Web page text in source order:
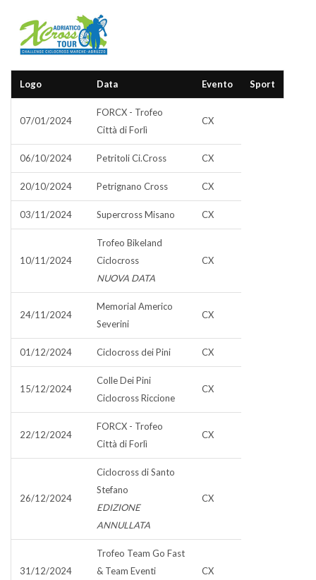
Logo Data Evento Sport
07/01/2024
FORCX - Trofeo
Città di Forlì
CX
06/10/2024 Petritoli Ci.Cross CX
20/10/2024 Petrignano Cross CX
03/11/2024 Supercross Misano CX
10/11/2024
Trofeo Bikeland
Ciclocross
NUOVA DATA
CX
24/11/2024
Memorial Americo
Severini
CX
01/12/2024 Ciclocross dei Pini CX
15/12/2024
Colle Dei Pini
Ciclocross Riccione
CX
22/12/2024
FORCX - Trofeo
Città di Forlì
CX
26/12/2024
Ciclocross di Santo
Stefano
EDIZIONE
ANNULLATA
CX
31/12/2024
Trofeo Team Go Fast
& Team Eventi
CX